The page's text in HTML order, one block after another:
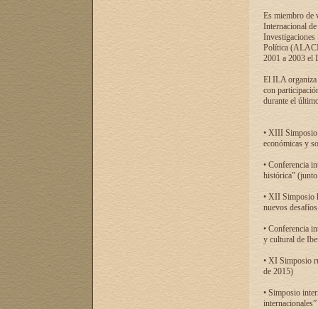
Es miembro de
Internacional
Investigaciones
Política
2001 a 2003 el
El ILA organiza
con
durante el
• XIII Simposio
económicas y
• Conferencia
histórica”
• XII Simposio
nuevos
• Conferencia
y cultural de
• XI Simposio
de 2015)
• Simposio